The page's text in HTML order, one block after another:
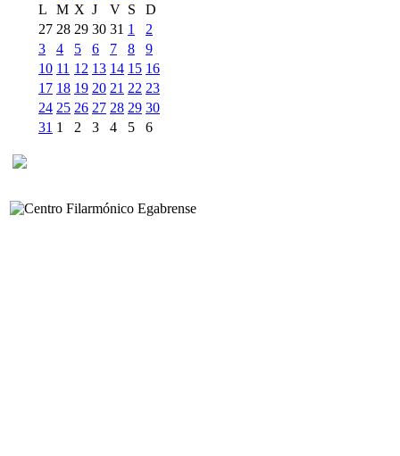
L
M X J V S
D
27 28 29 30 31 1
2
3
4 5 6 7 8
9
10 11 12 13 14 15 16
17 18 19 20 21 22 23
24 25 26 27 28 29 30
31 1 2 3 4 5 6